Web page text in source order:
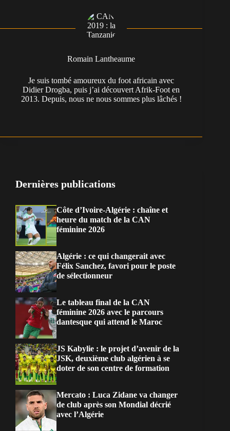
Romain Lantheaume
Je suis tombé amoureux du foot africain avec
Didier Drogba, puis j’ai découvert Afrik-Foot en
2013. Depuis, nous ne nous sommes plus lâchés !
Dernières publications
Côte d’Ivoire-Algérie : chaîne et
heure du match de la CAN
féminine 2026
Algérie : ce qui changerait avec
Félix Sanchez, favori pour le poste
de sélectionneur
Le tableau final de la CAN
féminine 2026 avec le parcours
dantesque qui attend le Maroc
JS Kabylie : le projet d’avenir de la
JSK, deuxième club algérien à se
doter de son centre de formation
Mercato : Luca Zidane va changer
de club après son Mondial décrié
avec l’Algérie